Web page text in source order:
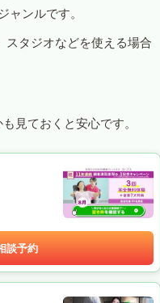
ャンルです。
タジオなどを使える場合
見ておくと安心です。
談予約